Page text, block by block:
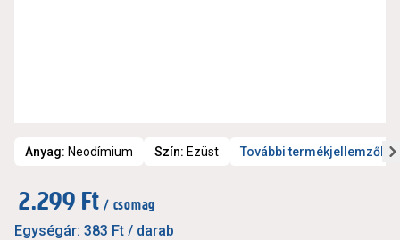
Anyag: Neodímium Szín: Ezüst További termékjellemzők
2.299 Ft / csomag
Egységár: 383 Ft / darab